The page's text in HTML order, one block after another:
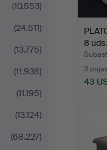
(10.553)
(24.511)
(13.775)
(11.936)
(11.195)
(13.124)
(68.227)
8
3
43